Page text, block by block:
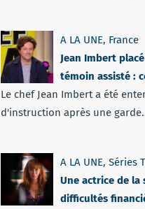
A LA UNE, France
Jean Imbert
témoin assisté :
Le chef Jean Imbert a été
d'instruction après une
A LA UNE, Séries
Une actrice de la
difficultés